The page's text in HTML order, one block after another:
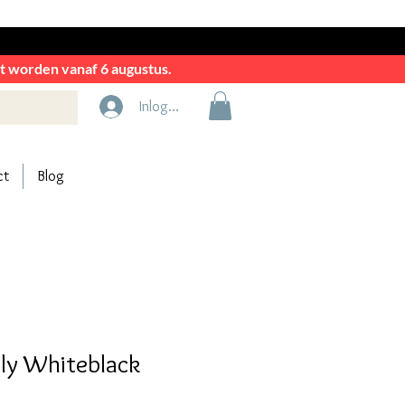
worden vanaf 6 augustus.
Inloggen
Blog
Whiteblack